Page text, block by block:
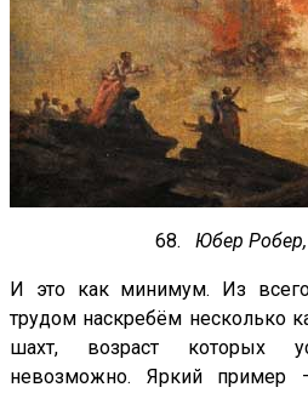
68. Юбер Робер,
И это как минимум. Из
трудом наскребём несколько
шахт, возраст которых
невозможно. Яркий пример